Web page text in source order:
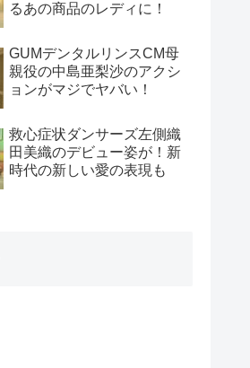
るあの商品のレディに！
GUMデンタルリンスCM母
親役の中島亜梨沙のアクシ
ョンがマジでヤバい！
救心症状ダンサーズ左側織
田美織のデビュー姿が！新
時代の新しい愛の表現も